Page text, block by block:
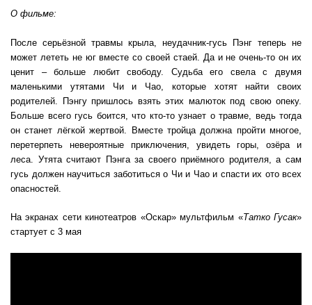
О фильме:
После серьёзной травмы крыла, неудачник-гусь Пэнг теперь не
может лететь не юг вместе со своей стаей. Да и не очень-то он их
ценит – больше любит свободу. Судьба его свела с двумя
маленькими утятами Чи и Чао, которые хотят найти своих
родителей. Пэнгу пришлось взять этих малюток под свою опеку.
Больше всего гусь боится, что кто-то узнает о травме, ведь тогда
он станет лёгкой жертвой. Вместе тройца должна пройти многое,
перетерпеть невероятные приключения, увидеть горы, озёра и
леса. Утята считают Пэнга за своего приёмного родителя, а сам
гусь должен научиться заботиться о Чи и Чао и спасти их ото всех
опасностей.
На экранах сети кинотеатров «Оскар» мультфильм «Татко Гусак»
стартует с 3 мая